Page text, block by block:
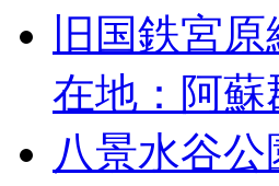
旧国鉄宮
在地：阿蘇
八景水谷